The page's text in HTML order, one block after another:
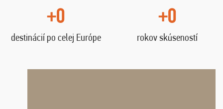
+0
destinácií po celej Európe
+0
rokov skúseností